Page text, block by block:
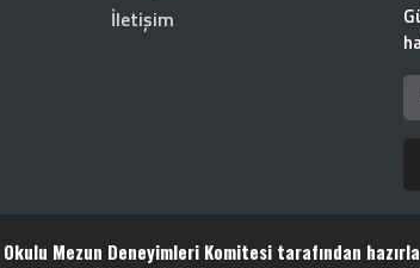
İletişim
Mezun Deneyimleri Komitesi tarafından